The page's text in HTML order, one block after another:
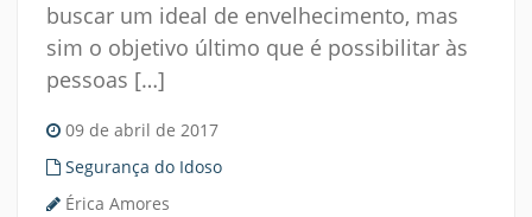
buscar um ideal de envelhecimento, mas
sim o objetivo último que é possibilitar às
pessoas […]
09 de abril de 2017
Segurança do Idoso
Érica Amores